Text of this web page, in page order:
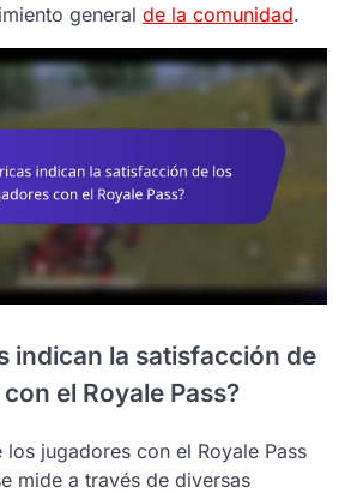
general de la comunidad.
indican la satisfacción de
el Royale Pass?
jugadores con el Royale Pass
mide a través de diversas